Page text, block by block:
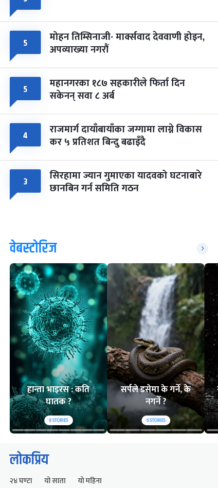
५ मोहन तिम्सिनाजी- मार्क्सवाद देववाणी होइन,
अपव्याख्या नगरौं
५ महानगरका १८७ सहकारीले फिर्ता दिन
सकेनन् सवा ८ अर्ब
४ राजमार्ग दायाँबायाँका जग्गामा लाग्ने विकास
कर ५ प्रतिशत बिन्दु बढाइँदै
३ सिरहामा ज्यान गुमाएका यादवको घटनाबारे
छानबिन गर्न समिति गठन
वेबस्टोरिज
हान्ता भाइरस : कति
घातक ?
8STORIES
सर्पले डसेमा के गर्ने, के
नगर्ने ?
6STORIES
लोकप्रिय
२४ घण्टा यो साता यो महिना